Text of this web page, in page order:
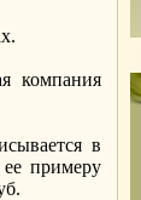
компания
в
ее примеру